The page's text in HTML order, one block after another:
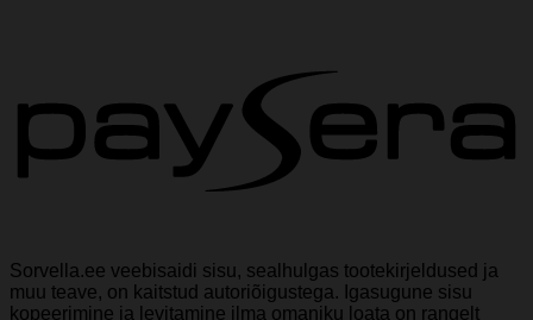
Sorvella.ee veebisaidi sisu, sealhulgas tootekirjeldused ja
muu teave, on kaitstud autoriõigustega. Igasugune sisu
kopeerimine ja levitamine ilma omaniku loata on rangelt